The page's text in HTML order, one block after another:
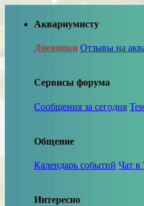
Аквариумисту
Дневники Отзывы на
Сервисы форума
Сообщения за сегодня
Общение
Календарь событий Чат в
Интересно